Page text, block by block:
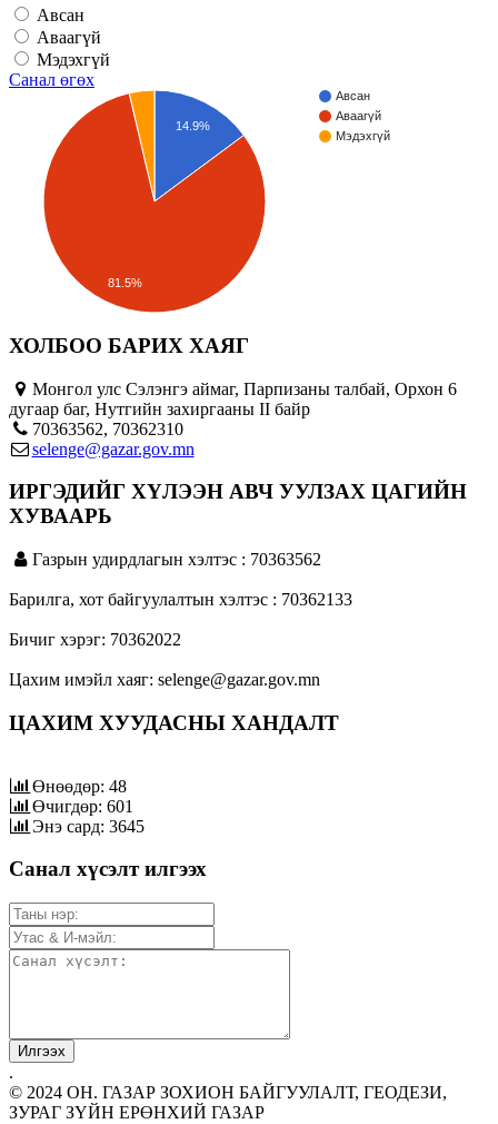
Авсан
Аваагүй
Мэдэхгүй
Санал өгөх
Авсан
Аваагүй
Мэдэхгүй
14.9%
81.5%
ХОЛБОО БАРИХ ХАЯГ
Монгол улс Сэлэнгэ аймаг, Парпизаны талбай, Орхон 6
дугаар баг, Нутгийн захиргааны II байр
70363562, 70362310
selenge@gazar.gov.mn
ИРГЭДИЙГ ХҮЛЭЭН АВЧ УУЛЗАХ ЦАГИЙН
ХУВААРЬ
Газрын удирдлагын хэлтэс : 70363562
Барилга, хот байгуулалтын хэлтэс : 70362133
Бичиг хэрэг: 70362022
Цахим имэйл хаяг: selenge@gazar.gov.mn
ЦАХИМ ХУУДАСНЫ ХАНДАЛТ
Өнөөдөр: 48
Өчигдөр: 601
Энэ сард: 3645
Санал хүсэлт илгээх
.
© 2024 ОН. ГАЗАР ЗОХИОН БАЙГУУЛАЛТ, ГЕОДЕЗИ,
ЗУРАГ ЗҮЙН ЕРӨНХИЙ ГАЗАР